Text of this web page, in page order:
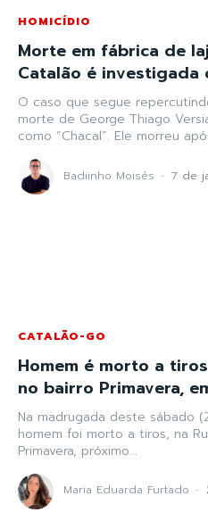
HOMICÍDIO
Morte em fábrica de
Catalão é investigada
O caso que segue
morte de George Thiago
como “Chacal”. Ele morreu
Badiinho Moisés - 7 de
CATALÃO-GO
Homem é morto a
no bairro Primavera,
Na madrugada deste sábado
homem foi morto a tiros, na
Primavera, próximo...
Maria Eduarda Furtado -